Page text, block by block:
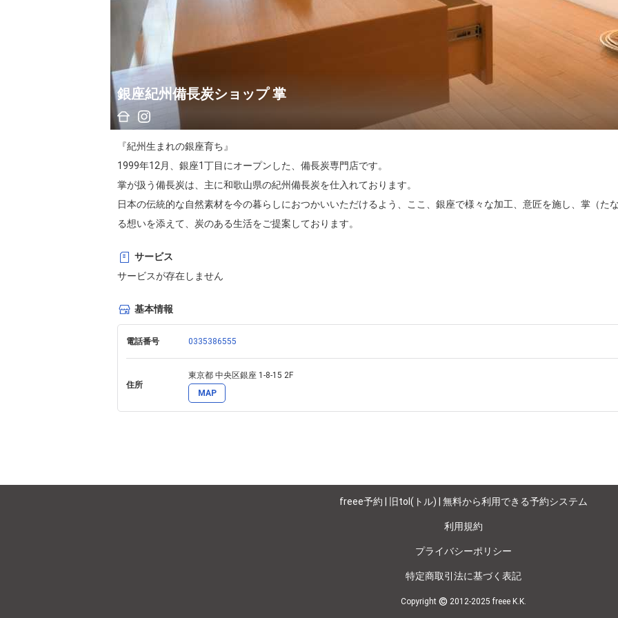
銀座紀州備長炭ショップ 掌
『紀州生まれの銀座育ち』
1999年12月、銀座1丁目にオープンした、備長炭専門店です。
掌が扱う備長炭は、主に和歌山県の紀州備長炭を仕入れております。
日本の伝統的な自然素材を今の暮らしにおつかいいただけるよう、ここ、銀座で様々な加工、意匠を施し、掌（た
る想いを添えて、炭のある生活をご提案しております。
『備長炭の魅力』
又、日々の暮らしに浄水用、炊飯用、消臭、調湿などひと手間かけて自然の力をお試しいただけるようご用意してお
『これからの掌が大切にしてゆくこと』
サービス
サービスが存在しません
基本情報
電話番号 0335386555
住所
東京都 中央区銀座 1-8-15 2F
MAP
freee予約 | 旧tol(トル) | 無料から利用できる予約システム
利用規約
プライバシーポリシー
特定商取引法に基づく表記
Copyright © 2012-2025 freee K.K.